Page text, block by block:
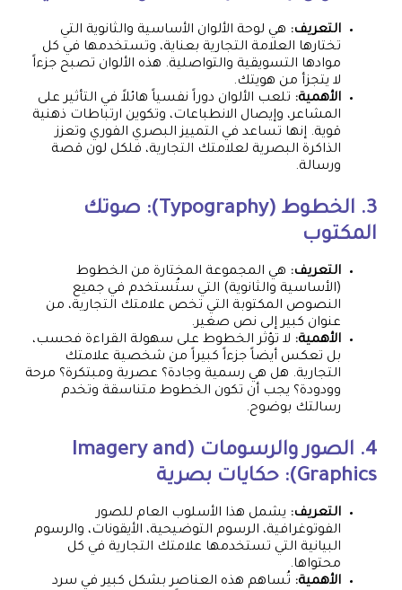
التعريف: هي لوحة الألوان الأساسية والثانوية التي
تختارها العلامة التجارية بعناية، وتستخدمها في كل
موادها التسويقية والتواصلية. هذه الألوان تصبح جزءاً
لا يتجزأ من هويتك.
الأهمية: تلعب الألوان دوراً نفسياً هائلاً في التأثير على
المشاعر، وإيصال الانطباعات، وتكوين ارتباطات ذهنية
قوية. إنها تساعد في التمييز البصري الفوري وتعزز
الذاكرة البصرية لعلامتك التجارية، فلكل لون قصة
ورسالة.
3. الخطوط (Typography): صوتك
المكتوب
التعريف: هي المجموعة المختارة من الخطوط
(الأساسية والثانوية) التي ستُستخدم في جميع
النصوص المكتوبة التي تخص علامتك التجارية، من
عنوان كبير إلى نص صغير.
الأهمية: لا تؤثر الخطوط على سهولة القراءة فحسب،
بل تعكس أيضاً جزءاً كبيراً من شخصية علامتك
التجارية. هل هي رسمية وجادة؟ عصرية ومبتكرة؟ مرحة
وودودة؟ يجب أن تكون الخطوط متناسقة وتخدم
رسالتك بوضوح.
4. الصور والرسومات (Imagery and
Graphics): حكايات بصرية
التعريف: يشمل هذا الأسلوب العام للصور
الفوتوغرافية، الرسوم التوضيحية، الأيقونات، والرسوم
البيانية التي تستخدمها علامتك التجارية في كل
محتواها.
الأهمية: تُساهم هذه العناصر بشكل كبير في سرد